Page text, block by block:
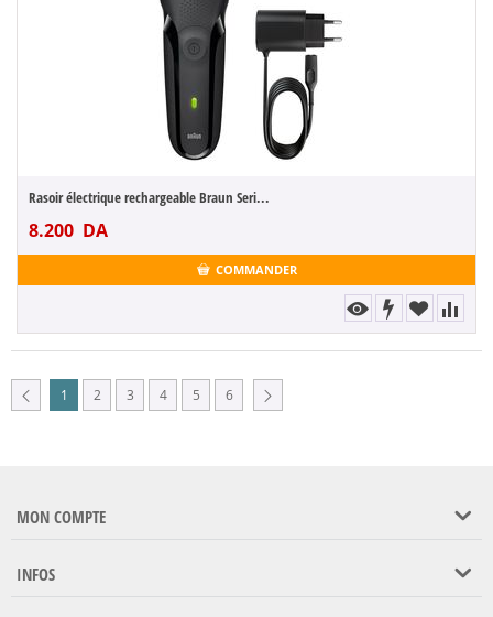
Rasoir électrique rechargeable Braun Seri...
8.200 DA
COMMANDER
1 2 3 4 5 6
MON COMPTE
INFOS